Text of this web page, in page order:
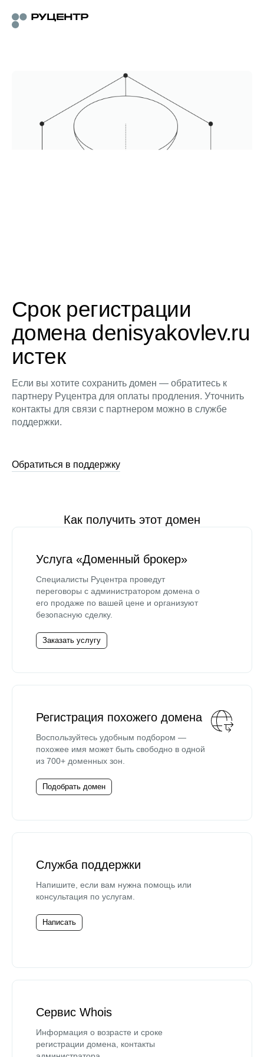
Срок регистрации
домена denisyakovlev.ru
истек
Если вы хотите сохранить домен — обратитесь к
партнеру Руцентра для оплаты продления. Уточнить
контакты для связи с партнером можно в службе
поддержки.
Обратиться в поддержку
Как получить этот домен
Услуга «Доменный брокер»
Специалисты Руцентра проведут
переговоры с администратором домена о
его продаже по вашей цене и организуют
безопасную сделку.
Заказать услугу
Регистрация похожего домена
Воспользуйтесь удобным подбором —
похожее имя может быть свободно в одной
из 700+ доменных зон.
Подобрать домен
Служба поддержки
Напишите, если вам нужна помощь или
консультация по услугам.
Написать
Сервис Whois
Информация о возрасте и сроке
регистрации домена, контакты